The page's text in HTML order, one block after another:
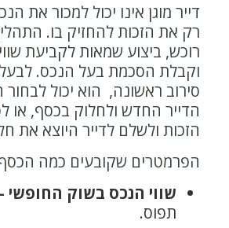
דייר מוגן אינו יכול למכור את
רק את הזכות להחזיק בו.
רוכש, ביצוע שמאות לקביעת
וקבלת הסכמת בעל הנכס.
סירוב ראשונה, הוא יכול
הדייר החדש ולחלוק בכסף, או
הזכות ולשלם לדייר היוצא את
הפרמטרים שקובעים כמה
שווי הנכס בשוק החופשי
תפוס.